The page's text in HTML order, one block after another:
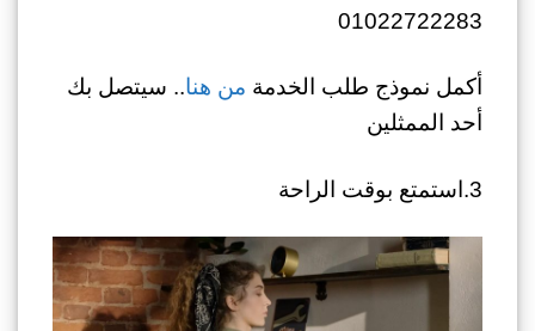
01022722283
أكمل نموذج طلب الخدمة من هنا.. سيتصل بك
أحد الممثلين
3.استمتع بوقت الراحة